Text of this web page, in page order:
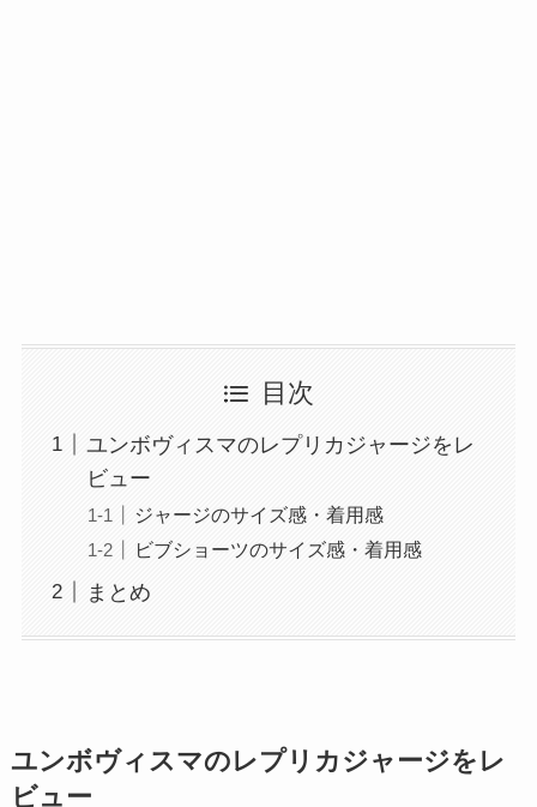
目次
ユンボヴィスマのレプリカジャージをレ
ビュー
ジャージのサイズ感・着用感
ビブショーツのサイズ感・着用感
まとめ
ユンボヴィスマのレプリカジャージをレ
ビュー